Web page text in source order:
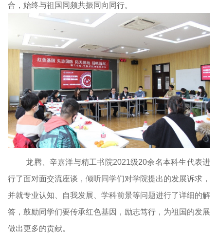
合，始终与祖国同频共振同向同行。
龙腾、辛嘉洋与精工书院2021级20余名本科生代表进
行了面对面交流座谈，倾听同学们对学院提出的发展诉求，
并就专业认知、自我发展、学科前景等问题进行了详细的解
答，鼓励同学们要传承红色基因，励志笃行，为祖国的发展
做出更多的贡献。